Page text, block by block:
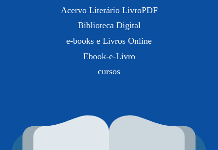
Acervo Literário LivroPDF
Biblioteca Digital
e-books e Livros Online
Ebook-e-Livro
cursos